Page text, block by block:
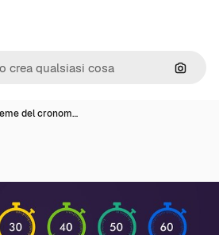
Cerca
del cronom…